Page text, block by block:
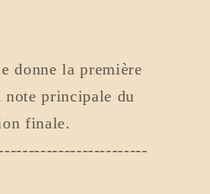
donne la première
principale du
finale.